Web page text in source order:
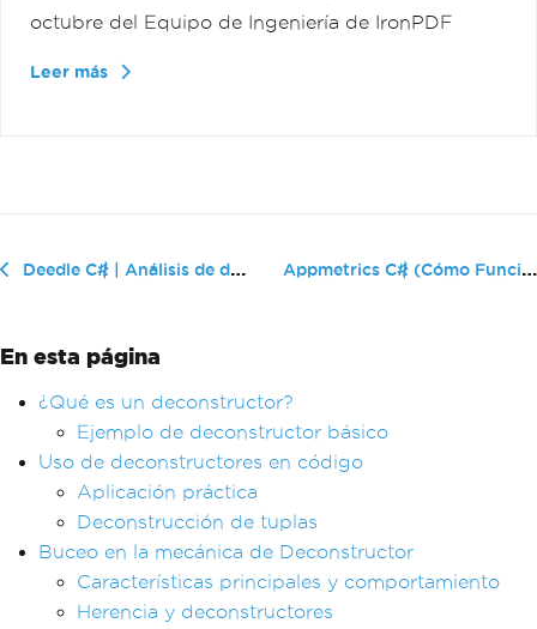
octubre del Equipo de Ingeniería de IronPDF
Leer más
Deedle C# | Análisis de datos con DataFrames y Series Appmetrics C# (Cómo Funciona para ...
En esta página
¿Qué es un deconstructor?
Ejemplo de deconstructor básico
Uso de deconstructores en código
Aplicación práctica
Deconstrucción de tuplas
Buceo en la mecánica de Deconstructor
Características principales y comportamiento
Herencia y deconstructores